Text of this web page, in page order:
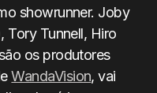
showrunner. Joby
Tory Tunnell, Hiro
os produtores
WandaVision, vai